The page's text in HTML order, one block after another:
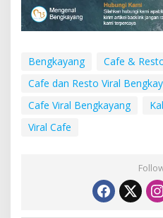
Bengkayang
Cafe &
Cafe dan Resto Viral
Cafe Viral Bengkayang
Viral Cafe